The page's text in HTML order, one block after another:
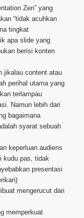
Zen” yang
“tidak acuhkan
tingkat
apa slide yang
berisi konten
jikalau content atau
perihal utama yang
terlampau
Namun lebih dari
bagaimana
syarat sebuah
keperluan audiens
kudu pas, tidak
presentasi
mengerucut dari
memperkuat